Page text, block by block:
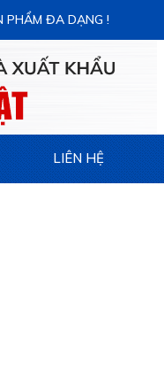
PHẨM ĐA DẠNG !
LIÊN HỆ